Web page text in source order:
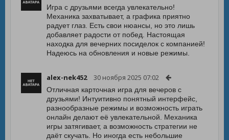
Игра с друзьями всегда увлекательно!
Механика захватывает, а графика приятно
радует глаз. Есть свои нюансы, но это лишь
добавляет радости от побед. Настоящая
находка для вечерних посиделок с компанией!
Надеюсь на обновления и новые режимы.
alex-nek452 30 ноября 2025 07:02
Отличная карточная игра для вечеров с
друзьями! Интуитивно понятный интерфейс,
разнообразные режимы и возможность играть
онлайн делают её увлекательной. Механика
игры затягивает, а возможность стратегии не
даёт скучать. Но иногда есть небольшие